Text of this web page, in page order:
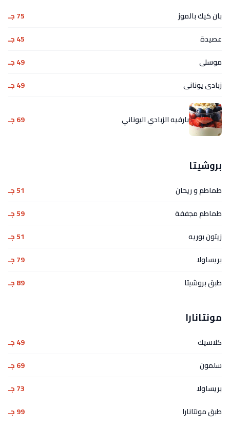
بان كيك بالموز
75 جـ
عصيدة
45 جـ
موسلى
49 جـ
زبادى يونانى
49 جـ
بارفيه الزبادي اليوناني 69 جـ
بروشيتا
طماطم و ريحان
51 جـ
طماطم مجففة
59 جـ
زيتون بوريه
51 جـ
بريساولا
79 جـ
طبق بروشيتا
89 جـ
مونتانارا
كلاسيك
49 جـ
سلمون
69 جـ
بريساولا
73 جـ
طبق مونتانارا
99 جـ